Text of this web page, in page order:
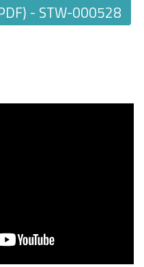
- STW-000528